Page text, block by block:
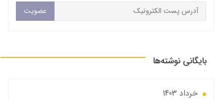
عضویت
بایگانی نوشته‌ها
خرداد 1403